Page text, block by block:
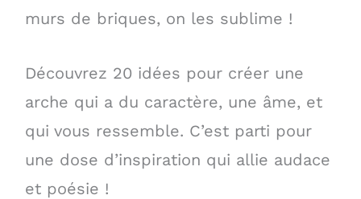
murs de briques, on les sublime !
Découvrez 20 idées pour créer une
arche qui a du caractère, une âme, et
qui vous ressemble. C’est parti pour
une dose d’inspiration qui allie audace
et poésie !